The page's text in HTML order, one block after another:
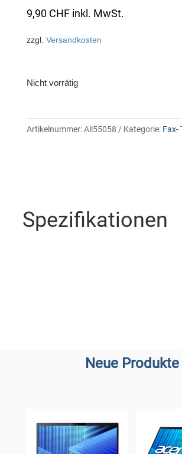
9,90 CHF inkl. MwSt.
zzgl. Versandkosten
Nicht vorrätig
Artikelnummer:All55058 Kategorie: Fax-
Spezifikationen
Neue Produkte